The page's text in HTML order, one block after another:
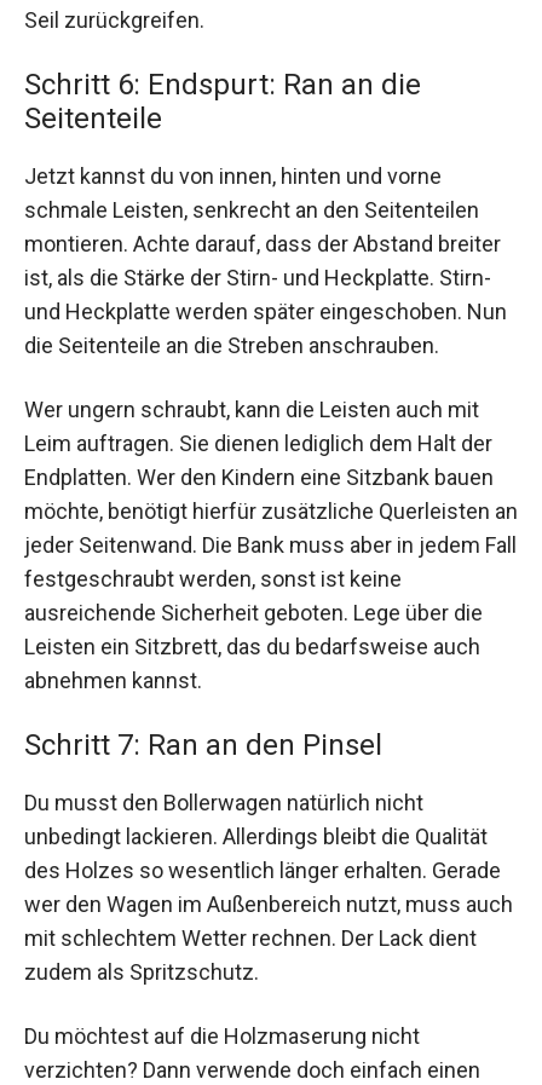
Seil zurückgreifen.
Schritt 6: Endspurt: Ran an die
Seitenteile
Jetzt kannst du von innen, hinten und vorne
schmale Leisten, senkrecht an den Seitenteilen
montieren. Achte darauf, dass der Abstand breiter
ist, als die Stärke der Stirn- und Heckplatte. Stirn-
und Heckplatte werden später eingeschoben. Nun
die Seitenteile an die Streben anschrauben.
Wer ungern schraubt, kann die Leisten auch mit
Leim auftragen. Sie dienen lediglich dem Halt der
Endplatten. Wer den Kindern eine Sitzbank bauen
möchte, benötigt hierfür zusätzliche Querleisten an
jeder Seitenwand. Die Bank muss aber in jedem Fall
festgeschraubt werden, sonst ist keine
ausreichende Sicherheit geboten. Lege über die
Leisten ein Sitzbrett, das du bedarfsweise auch
abnehmen kannst.
Schritt 7: Ran an den Pinsel
Du musst den Bollerwagen natürlich nicht
unbedingt lackieren. Allerdings bleibt die Qualität
des Holzes so wesentlich länger erhalten. Gerade
wer den Wagen im Außenbereich nutzt, muss auch
mit schlechtem Wetter rechnen. Der Lack dient
zudem als Spritzschutz.
Du möchtest auf die Holzmaserung nicht
verzichten? Dann verwende doch einfach einen